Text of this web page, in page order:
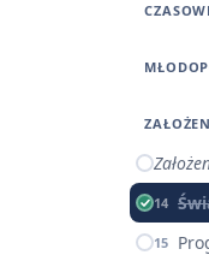
14
15